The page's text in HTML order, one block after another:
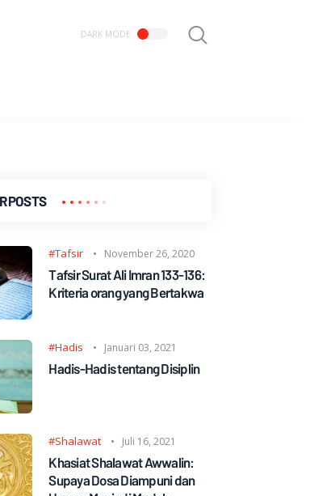
POSTS
#Tafsir November 26, 2020
Tafsir Surat Ali Imran 133-136:
Kriteria orang yang Bertakwa
#Hadis Januari 03, 2021
Hadis-Hadis tentang Disiplin
#Shalawat Juli 16, 2021
Khasiat Shalawat Awwalin:
Supaya Dosa Diampuni dan